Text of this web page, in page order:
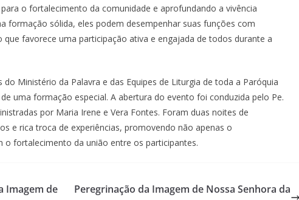
o fortalecimento da comunidade e aprofundando a vivência
formação sólida, eles podem desempenhar suas funções com
favorece uma participação ativa e engajada de todos durante a
Ministério da Palavra e das Equipes de Liturgia de toda a Paróquia
uma formação especial. A abertura do evento foi conduzida pelo Pe.
por Maria Irene e Vera Fontes. Foram duas noites de
e rica troca de experiências, promovendo não apenas o
o fortalecimento da união entre os participantes.
Imagem de
Peregrinação da Imagem de Nossa Senhora da